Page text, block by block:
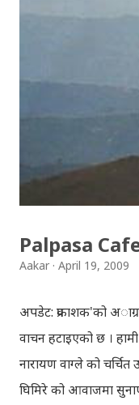
Download: Tihar
गितहरुलाई हामीले यहाँ
हौँ । तपाई यदि यी गित
हटाउनुपर्ने भए
हार्दिक मंगलमय
Palpasa
Aakar April 19, 2009
अपडेट: प्रकाशक'को
वाचन हटाइएको छ ।
नारायण वाग्ले को
घिमिरे को आवाजमा